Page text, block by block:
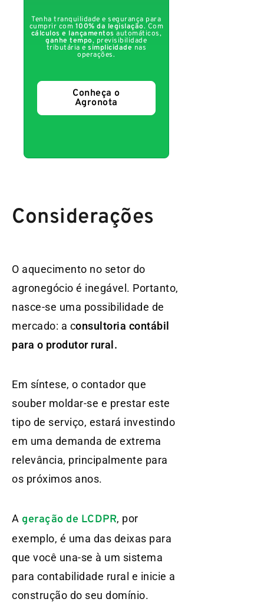
Tenha tranquilidade e segurança para
cumprir com 100% da legislação. Com
cálculos e lançamentos automáticos,
ganhe tempo, previsibilidade
tributária e simplicidade nas
operações.
Conheça o
Agronota
Considerações
O aquecimento no setor do
agronegócio é inegável. Portanto,
nasce-se uma possibilidade de
mercado: a consultoria contábil
para o produtor rural.
Em síntese, o contador que
souber moldar-se e prestar este
tipo de serviço, estará investindo
em uma demanda de extrema
relevância, principalmente para
os próximos anos.
A geração de LCDPR, por
exemplo, é uma das deixas para
que você una-se à um sistema
para contabilidade rural e inicie a
construção do seu domínio.